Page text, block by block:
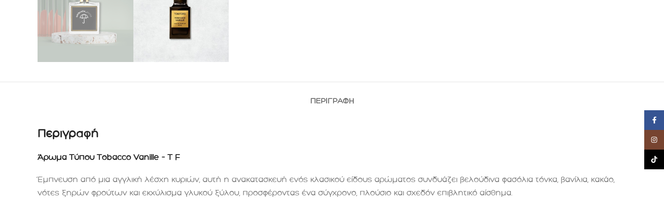
ΠΕΡΙΓΡΑΦΉ
Περιγραφή
Άρωμα Τύπου Tοbacco Vanille – T F
Έμπνευση από μια αγγλική λέσχη κυριών, αυτή η ανακατασκευή ενός κλασικού είδους αρώματος συνδυάζει βελούδινα φασόλια τόνκα, βανίλια, κακάο,
νότες ξηρών φρούτων και εκχύλισμα γλυκού ξύλου, προσφέροντας ένα σύγχρονο, πλούσιο και σχεδόν επιβλητικό αίσθημα
TikTok